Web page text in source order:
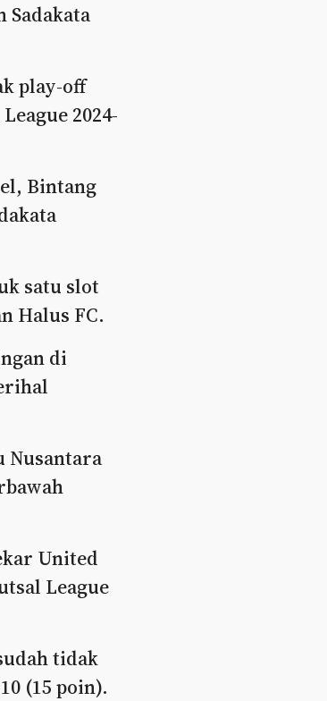
Sadakata
play-off
2024-
Bintang
satu slot
Halus FC.
di
Nusantara
United
League
tidak
(15 poin).